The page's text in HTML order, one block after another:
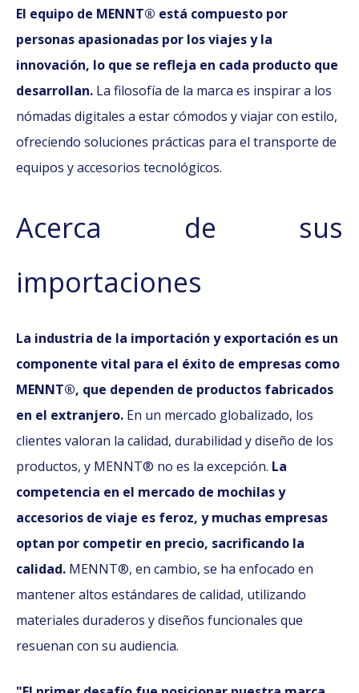
El equipo de MENNT® está compuesto por
personas apasionadas por los viajes y la
innovación, lo que se refleja en cada producto que
desarrollan. La filosofía de la marca es inspirar a los
nómadas digitales a estar cómodos y viajar con estilo,
ofreciendo soluciones prácticas para el transporte de
equipos y accesorios tecnológicos.
Acerca de sus
importaciones
La industria de la importación y exportación es un
componente vital para el éxito de empresas como
MENNT®, que dependen de productos fabricados
en el extranjero. En un mercado globalizado, los
clientes valoran la calidad, durabilidad y diseño de los
productos, y MENNT® no es la excepción. La
competencia en el mercado de mochilas y
accesorios de viaje es feroz, y muchas empresas
optan por competir en precio, sacrificando la
calidad. MENNT®, en cambio, se ha enfocado en
mantener altos estándares de calidad, utilizando
materiales duraderos y diseños funcionales que
resuenan con su audiencia.